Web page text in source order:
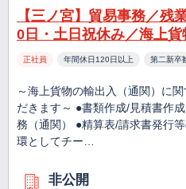
【三ノ宮】貿易事務／残
0日・土日祝休み／海上
正社員 年間休日120日以上 第二新卒
～海上貨物の輸出入（通関）に
だきます～ ●書類作成/見積書作
務（通関） ●精算表/請求書発行
環としてチー…
非公開